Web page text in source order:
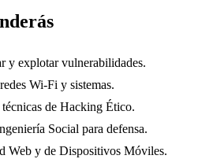
y explotar vulnerabilidades.
Wi-Fi y sistemas.
de Hacking Ético.
Social para defensa.
Web y de Dispositivos Móviles.